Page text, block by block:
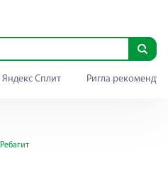
Яндекс Сплит Ригла
Ребагит